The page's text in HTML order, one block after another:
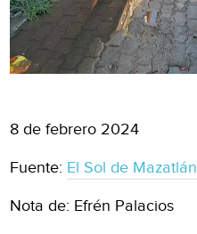
8 de febrero 2024
Fuente: El Sol de Mazatlán
Nota de: Efrén Palacios